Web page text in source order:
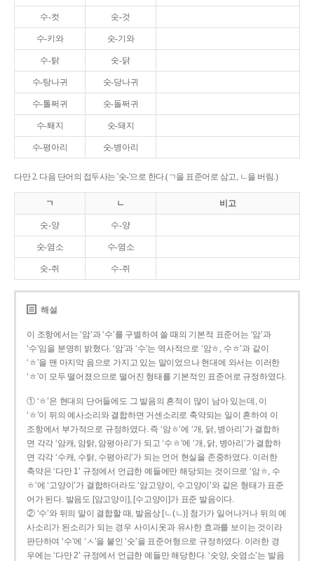
수-컷 숫-것
수-키와 숫-기와
수-탉 숫-닭
수-탕나귀 숫-당나귀
수-톨쩌귀 숫-돌쩌귀
수-퇘지 숫-돼지
수-평아리 숫-병아리
다만 2. 다음 단어의 접두사는 '숫-'으로 한다.(ㄱ을 표준어로 삼고, ㄴ을 버림.)
ㄱ ㄴ 비고
숫-양 수-양
숫-염소 수-염소
숫-쥐 수-쥐
해설
이 조항에서는 ‘암’과 ‘수’를 구별하여 쓸 때의 기본적 표준어는 ‘암’과
‘수’임을 분명히 밝혔다. ‘암’과 ‘수’는 역사적으로 ‘암ㅎ, 수ㅎ’과 같이
‘ㅎ’을 맨 마지막 음으로 가지고 있는 말이었으나 현대에 와서는 이러한
‘ㅎ’이 모두 떨어졌으므로 떨어진 형태를 기본적인 표준어로 규정하였다.
① ‘ㅎ’은 현대의 단어들에도 그 발음의 흔적이 많이 남아 있는데, 이
‘ㅎ’이 뒤의 예사소리와 결합하면 거센소리로 축약되는 일이 흔하여 이
조항에서 부가적으로 규정하였다. 즉 ‘암ㅎ’에 ‘개, 닭, 병아리’가 결합하
면 각각 ‘암캐, 암탉, 암평아리’가 되고 ‘수ㅎ’에 ‘개, 닭, 병아리’가 결합하
면 각각 ‘수캐, 수탉, 수평아리’가 되는 언어 현실을 존중하였다. 이러한
축약은 ‘다만 1’ 규정에서 언급한 예들에만 해당되는 것이므로 ‘암ㅎ, 수
ㅎ’에 ‘고양이’가 결합하더라도 ‘암고양이, 수고양이’와 같은 형태가 표준
어가 된다. 발음도 [암고양이], [수고양이]가 표준 발음이다.
② ‘수’와 뒤의 말이 결합할 때, 발음상 [ㄴ(ㄴ)] 첨가가 일어나거나 뒤의 예
사소리가 된소리가 되는 경우 사이시옷과 유사한 효과를 보이는 것이라
판단하여 ‘수’에 ‘ㅅ’을 붙인 ‘숫’을 표준어형으로 규정하였다. 이러한 경
우에는 ‘다만 2’ 규정에서 언급한 예들만 해당한다. ‘숫양, 숫염소’는 발음